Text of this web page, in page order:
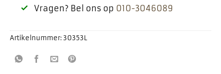
Vragen? Bel ons op 010-3046089
Artikelnummer:30353L